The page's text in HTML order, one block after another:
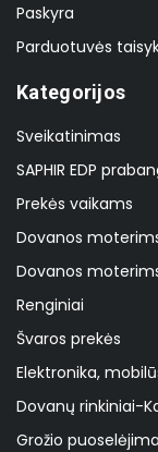
Paskyra
Parduotuvės
Kategorijos
Sveikatinimas
SAPHIR EDP
Prekės vaikams
Dovanos
Dovanos
Renginiai
Švaros prekės
Elektronika,
Dovanų rinkiniai-
Grožio